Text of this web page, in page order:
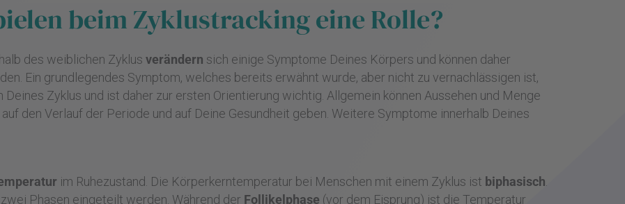
beim Zyklustracking eine Rolle?
des weiblichen Zyklus verändern sich einige Symptome Deines Körpers und können daher
Ein grundlegendes Symptom, welches bereits erwähnt wurde, aber nicht zu vernachlässigen ist,
Deines Zyklus und ist daher zur ersten Orientierung wichtig. Allgemein können Aussehen und Menge
den Verlauf der Periode und auf Deine Gesundheit geben. Weitere Symptome innerhalb Deines
im Ruhezustand. Die Körperkerntemperatur bei Menschen mit einem Zyklus ist biphasisch
Phasen eingeteilt werden. Während der Follikelphase (vor dem Eisprung) ist die Temperatur